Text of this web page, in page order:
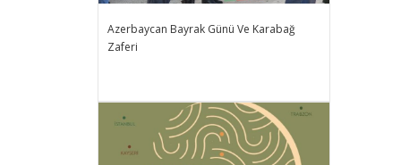
Azerbaycan Bayrak Günü Ve Karabağ
Zaferi